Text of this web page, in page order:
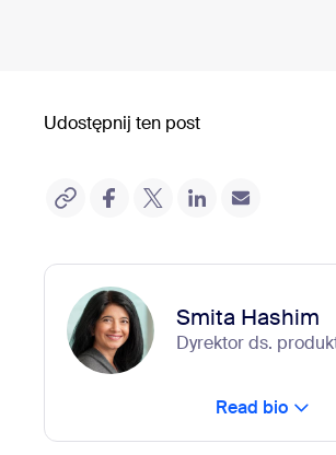
Udostępnij ten post
Smita Hashim
Dyrektor ds.
Read bio